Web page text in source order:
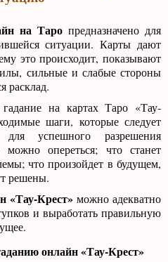
на Таро предназначено для
ситуации. Карты дают
это происходит, показывают
сильные и слабые стороны
расклад.
на картах Таро «Тау-
шаги, которые следует
успешного разрешения
опереться; что станет
что произойдет в будущем,
решены.
«Тау-Крест»можно адекватно
и выработать правильную
онлайн «Тау-Крест»